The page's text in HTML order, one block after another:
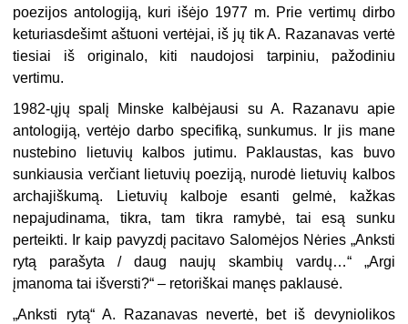
poezijos antologiją, kuri išėjo 1977 m. Prie vertimų dirbo
keturiasdešimt aštuoni vertėjai, iš jų tik A. Razanavas vertė
tiesiai iš originalo, kiti naudojosi tarpiniu, pažodiniu
vertimu.
1982-ųjų spalį Minske kalbėjausi su A. Razanavu apie
antologiją, vertėjo darbo specifiką, sunkumus. Ir jis mane
nustebino lietuvių kalbos jutimu. Paklaustas, kas buvo
sunkiausia verčiant lietuvių poeziją, nurodė lietuvių kalbos
archajiškumą. Lietuvių kalboje esanti gelmė, kažkas
nepajudinama, tikra, tam tikra ramybė, tai esą sunku
perteikti. Ir kaip pavyzdį pacitavo Salomėjos Nėries „Anksti
rytą parašyta / daug naujų skambių vardų…“ „Argi
įmanoma tai išversti?“ – retoriškai manęs paklausė.
„Anksti rytą“ A. Razanavas nevertė, bet iš devyniolikos